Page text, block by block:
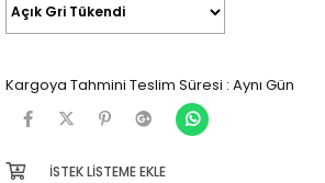
Kargoya Tahmini Teslim Süresi : Aynı Gün
İSTEK LISTEME EKLE